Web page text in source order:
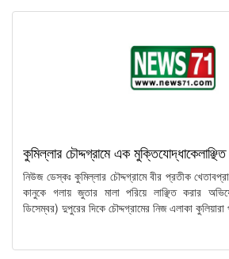
কুমিল্লার চৌদ্দগ্রামে এক
নিউজ ডেস্কঃ কুমিল্লার চৌদ্দগ্রামে বীর প্রতীক
কানুকে গলায় জুতার মালা পরিয়ে লাঞ্ছিত করার
ডিসেম্বর) দুপুরের দিকে চৌদ্দগ্রামের নিজ এলাকা